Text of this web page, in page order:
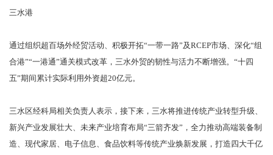
三水港
通过组织超百场外经贸活动、积极开拓“一带一路”及RCEP市场、深化“组
合港”“一港通”通关模式改革，三水外贸的韧性与活力不断增强。“十四
五”期间累计实际利用外资超20亿元。
三水区经科局相关负责人表示，接下来，三水将推进传统产业转型升级、
新兴产业发展壮大、未来产业培育布局“三箭齐发”，全力推动高端装备制
造、现代家居、电子信息、食品饮料等传统产业焕新发展，打造四大千亿